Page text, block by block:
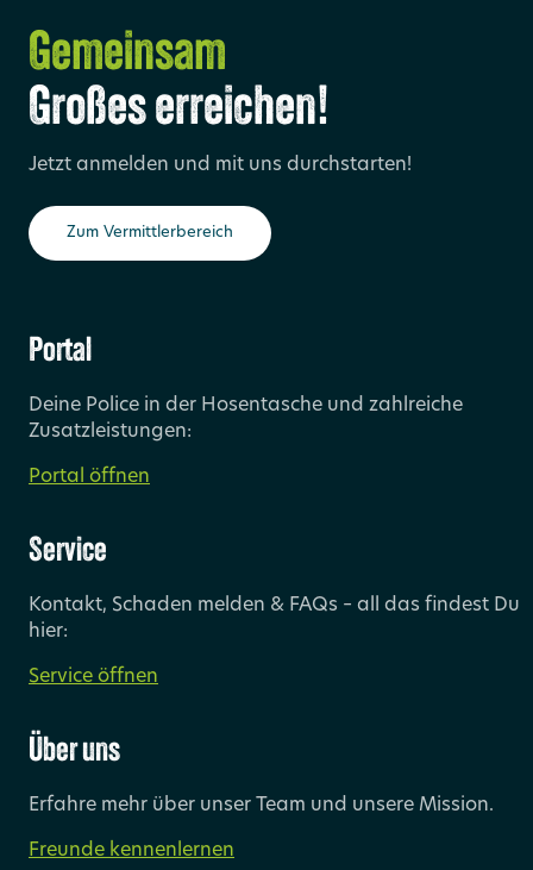
Portal
Deine Police in der Hosentasche und zahlreiche
Zusatzleistungen:
Portal öffnen
Service
Kontakt, Schaden melden & FAQs – all das findest Du
hier:
Service öffnen
Über uns
Erfahre mehr über unser Team und unsere Mission.
Freunde kennenlernen
Gemeinsam
Großes erreichen!
Jetzt anmelden und mit uns durchstarten!
Zum Vermittlerbereich